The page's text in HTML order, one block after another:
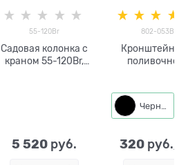
55-120Br
Садовая колонка с
краном 55-120Br,
5 520 руб.
802-053B
Кронштейн
320